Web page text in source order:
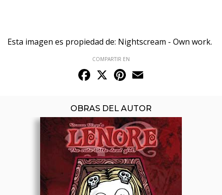
Esta imagen es propiedad de: Nightscream - Own work.
COMPARTIR EN
Facebook
X Pinterest
OBRAS DEL AUTOR